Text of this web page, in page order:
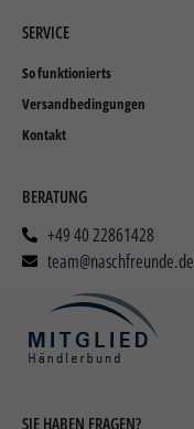
SERVICE
So funktionierts
Versandbedingungen
Kontakt
BERATUNG
+49 40 22861428
team@naschfreunde.de
SIE HABEN FRAGEN?